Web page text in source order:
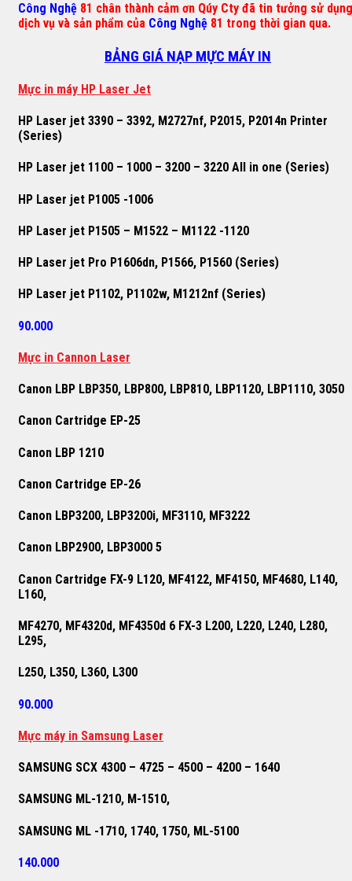
Công Nghệ 81 chân thành cảm ơn Qúy Cty đã tin tưởng sử dụng
dịch vụ và sản phẩm của Công Nghệ 81 trong thời gian qua.
BẢNG GIÁ NẠP MỰC MÁY IN
Mực in máy HP Laser Jet
HP Laser jet 3390 – 3392, M2727nf, P2015, P2014n Printer
(Series)
HP Laser jet 1100 – 1000 – 3200 – 3220 All in one (Series)
HP Laser jet P1005 -1006
HP Laser jet P1505 – M1522 – M1122 -1120
HP Laser jet Pro P1606dn, P1566, P1560 (Series)
HP Laser jet P1102, P1102w, M1212nf (Series)
90.000
Mực in Cannon Laser
Canon LBP LBP350, LBP800, LBP810, LBP1120, LBP1110, 3050
Canon Cartridge EP-25
Canon LBP 1210
Canon Cartridge EP-26
Canon LBP3200, LBP3200i, MF3110, MF3222
Canon LBP2900, LBP3000 5
Canon Cartridge FX-9 L120, MF4122, MF4150, MF4680, L140,
L160,
MF4270, MF4320d, MF4350d 6 FX-3 L200, L220, L240, L280,
L295,
L250, L350, L360, L300
90.000
Mực máy in Samsung Laser
SAMSUNG SCX 4300 – 4725 – 4500 – 4200 – 1640
SAMSUNG ML-1210, M-1510,
SAMSUNG ML -1710, 1740, 1750, ML-5100
140.000